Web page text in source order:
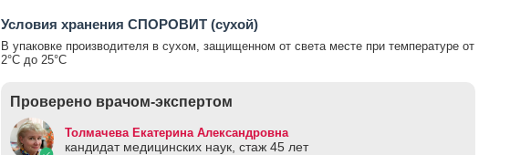
Условия хранения СПОРОВИТ (сухой)
В упаковке производителя в сухом, защищенном от света месте при температуре от
2°С до 25°С
Проверено врачом-экспертом
Толмачева Екатерина Александровна
кандидат медицинских наук, стаж 45 лет